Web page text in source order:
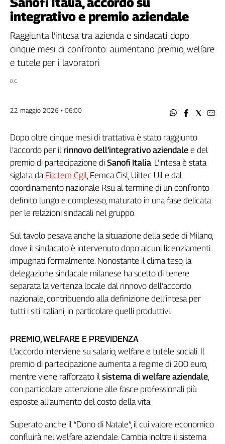
Filcams
Filctem
Fillea
Filt
Fiom
Flai
Fp
Slc
Spi
Inca
Caaf
Speciali
G8
Genova,
il
sangue
della
ragione
120
anni
Cgil
Academy
Play
Rubriche
Collettiva
Talk
settimana
Collettiva
integrativo e premio aziendale
Raggiunta l’intesa tra azienda e sindacati dopo
cinque mesi di confronto: aumentano premio, welfare
e tutele per i lavoratori
D.C.
22 maggio 2026 • 06:00
Dopo oltre cinque mesi di trattativa è stato raggiunto
l’accordo per il rinnovo dell’integrativo aziendale e del
premio di partecipazione di Sanofi Italia. L’intesa è stata
siglata da Filctem Cgil, Femca Cisl, Uiltec Uil e dal
coordinamento nazionale Rsu al termine di un confronto
definito lungo e complesso, maturato in una fase delicata
per le relazioni sindacali nel gruppo.
Sul tavolo pesava anche la situazione della sede di Milano,
dove il sindacato è intervenuto dopo alcuni licenziamenti
impugnati formalmente. Nonostante il clima teso, la
delegazione sindacale milanese ha scelto di tenere
separata la vertenza locale dal rinnovo dell’accordo
nazionale, contribuendo alla definizione dell’intesa per
tutti i siti italiani, in particolare quelli produttivi.
PREMIO, WELFARE E PREVIDENZA
L’accordo interviene su salario, welfare e tutele sociali. Il
premio di partecipazione aumenta a regime di 200 euro,
mentre viene rafforzato ilsistema di welfare aziendale,
con particolare attenzione alle fasce professionali più
esposte all’aumento del costo della vita.
Superato anche il “Dono di Natale”, il cui valore economico
confluirà nel welfare aziendale. Cambia inoltre il sistema